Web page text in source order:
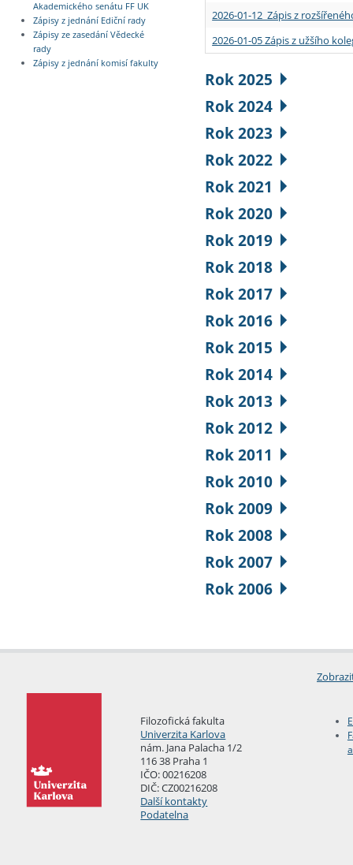
Akademického senátu FF UK
Zápisy z jednání Ediční rady
Zápisy ze zasedání Vědecké
rady
Zápisy z jednání komisí fakulty
2026-01-12 Zápis z
2026-01-05 Zápis z užšího
Rok 2025
Rok 2024
Rok 2023
Rok 2022
Rok 2021
Rok 2020
Rok 2019
Rok 2018
Rok 2017
Rok 2016
Rok 2015
Rok 2014
Rok 2013
Rok 2012
Rok 2011
Rok 2010
Rok 2009
Rok 2008
Rok 2007
Rok 2006
Filozofická fakulta
Univerzita Karlova
nám. Jana Palacha 1/2
116 38 Praha 1
IČO: 00216208
DIČ: CZ00216208
Další kontakty
Podatelna